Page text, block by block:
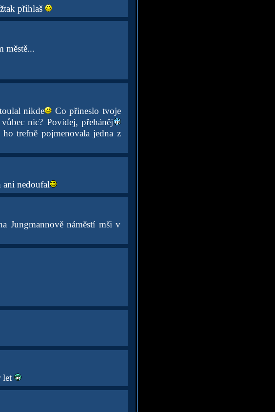
přihlaš
městě...
nikde
Co přineslo tvoje
nic? Povídej, přeháněj
trefně pojmenovala jedna z
nedoufal
Jungmannově náměstí mši v
let